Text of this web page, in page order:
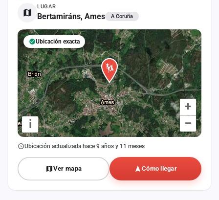
LUGAR
Bertamiráns, Ames A Coruña
+
–
i
Ubicación exacta
Ubicación actualizada hace 9 años y 11 meses
Ver mapa Cómo llegar